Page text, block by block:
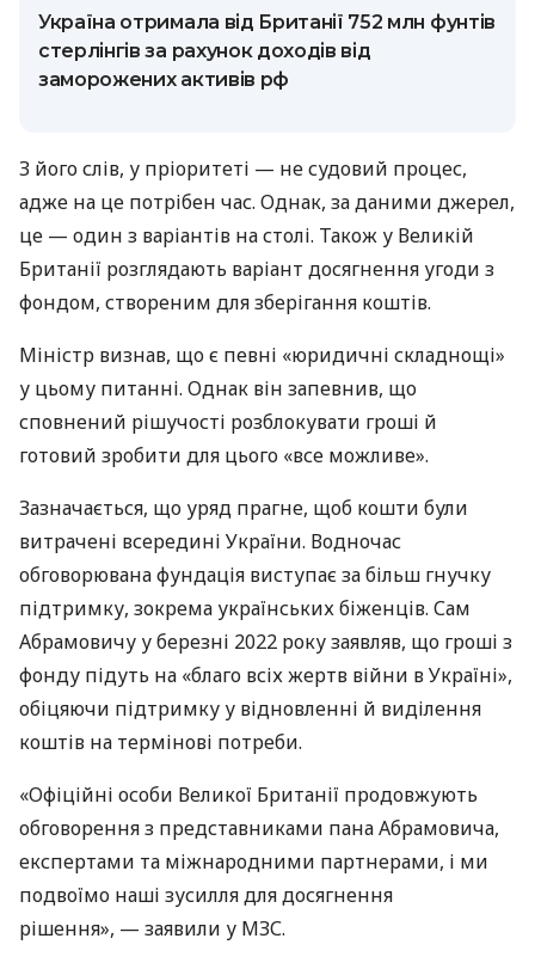
Україна отримала від Британії 752 млн фунтів
стерлінгів за рахунок доходів від
заморожених активів рф
З його слів, у пріоритеті — не судовий процес,
адже на це потрібен час. Однак, за даними джерел,
це — один з варіантів на столі. Також у Великій
Британії розглядають варіант досягнення угоди з
фондом, створеним для зберігання коштів.
Міністр визнав, що є певні «юридичні складнощі»
у цьому питанні. Однак він запевнив, що
сповнений рішучості розблокувати гроші й
готовий зробити для цього «все можливе».
Зазначається, що уряд прагне, щоб кошти були
витрачені всередині України. Водночас
обговорювана фундація виступає за більш гнучку
підтримку, зокрема українських біженців. Сам
Абрамовичу у березні 2022 року заявляв, що гроші з
фонду підуть на «благо всіх жертв війни в Україні»,
обіцяючи підтримку у відновленні й виділення
коштів на термінові потреби.
«Офіційні особи Великої Британії продовжують
обговорення з представниками пана Абрамовича,
експертами та міжнародними партнерами, і ми
подвоїмо наші зусилля для досягнення
рішення», — заявили у МЗС.